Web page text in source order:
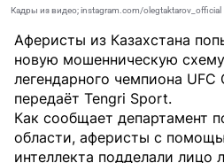
Кадры из видео; instagram.com/olegtaktarov_official
Аферисты из Казахстана
новую мошенническую
легендарного чемпиона UFC
передаёт Tengri Sport.
Как сообщает департамент
области, аферисты с
интеллекта подделали лицо